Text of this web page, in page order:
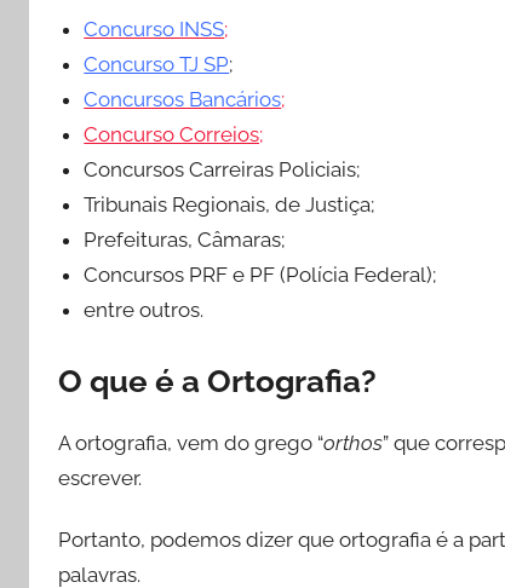
Concurso INSS;
Concurso TJ SP;
Concursos Bancários;
Concurso Correios;
Concursos Carreiras Policiais;
Tribunais Regionais, de Justiça;
Prefeituras, Câmaras;
Concursos PRF e PF (Polícia Federal);
entre outros.
O que é a Ortografia?
A ortografia, vem do grego “orthos” que
escrever.
Portanto, podemos dizer que ortografia é a
palavras.